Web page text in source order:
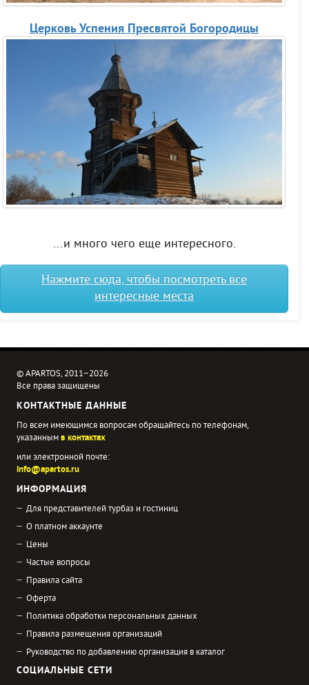
Церковь Успения Пресвятой Богородицы
...и много чего еще интересного.
Нажмите сюда, чтобы посмотреть все
интересные места
© APARTOS, 2011−2026
Все права защищены
КОНТАКТНЫЕ ДАННЫЕ
По всем имеющимся вопросам обращайтесь по телефонам,
указаннымв контактах
или электронной почте:
info@apartos.ru
ИНФОРМАЦИЯ
Для представителей турбаз и гостиниц
О платном аккаунте
Цены
Частые вопросы
Правила сайта
Оферта
Политика обработки персональных данных
Правила размещения организаций
Руководство по добавлению организация в каталог
СОЦИАЛЬНЫЕ СЕТИ